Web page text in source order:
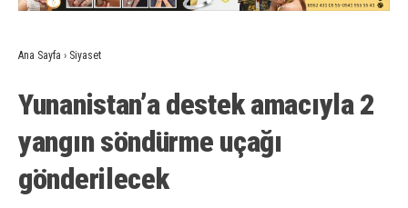
Ana Sayfa › Siyaset
Yunanistan’a destek amacıyla 2
yangın söndürme uçağı
gönderilecek